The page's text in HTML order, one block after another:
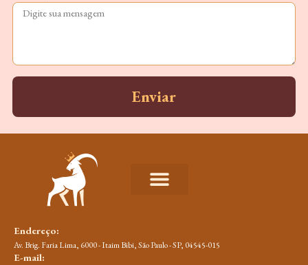
Enviar
Endereço:
Av. Brig. Faria Lima, 6000 - Itaim Bibi, São Paulo - SP, 04545-015​
E-mail: